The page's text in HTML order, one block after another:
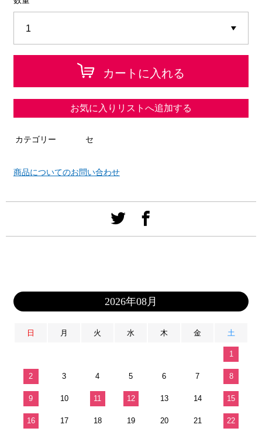
カートに入れる
お気に入りリストへ追加する
カテゴリー セ
商品についてのお問い合わせ
2026年08月
日 月 火 水 木 金 土
1
2 3 4 5 6 7 8
9 10 11 12 13 14 15
16 17 18 19 20 21 22